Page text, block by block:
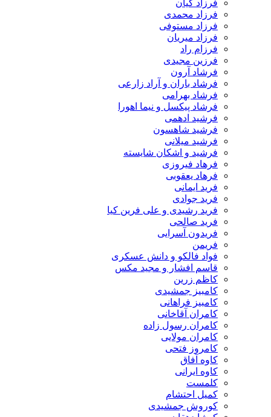
فرزاد کیان
فرزاد محمدی
فرزاد مستوفی
فرزاد میریان
فرزام راد
فرزین مجیدی
فرشاد آرون
فرشاد باران و آراد زارعی
فرشاد بهرامی
فرشاد پیکسل و نیما اهورا
فرشید ادهمی
فرشید شاهسون
فرشید میلانی
فرشید و اشکان شایسته
فرهاد فیروزی
فرهاد یعقوبی
فرید ایمانی
فرید جوادی
فرید رشیدی و علی فرین کیا
فرید صالحی
فریدون آسرایی
فریمن
فواد فالکو و دانش عسکری
قاسم افشار و مجید مکس
کاظم زرین
کامبیز جمشیدی
کامبیز فراهانی
کامران آقاخانی
کامران رسول زاده
کامران مولایی
کامروز فتحی
کاوه آفاق
کاوه ایرانی
کلمست
کمیل احتشام
کوروش جمشیدی